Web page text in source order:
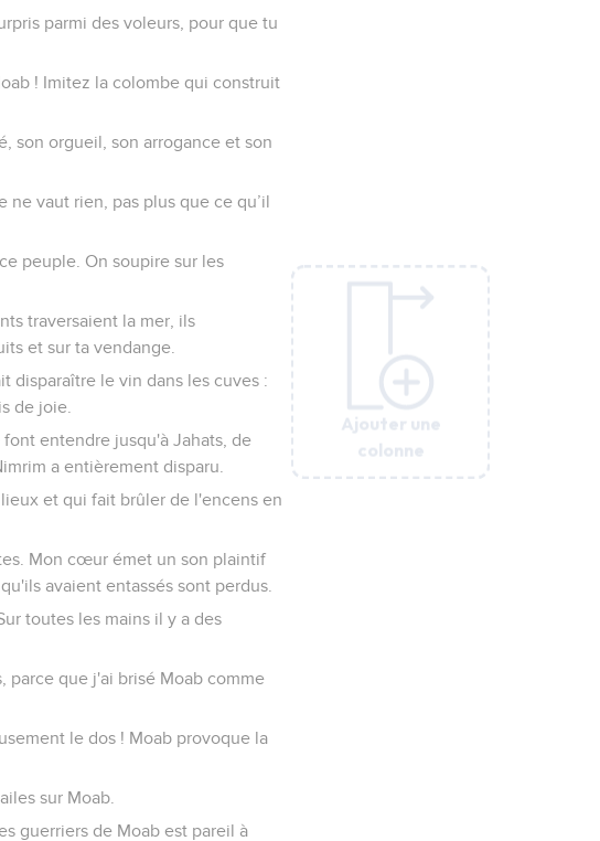
Ajouter une
colonne
parmi des voleurs, pour que tu
! Imitez la colombe qui construit
son orgueil, son arrogance et son
ne vaut rien, pas plus que ce qu’il
peuple. On soupire sur les
traversaient la mer, ils
et sur ta vendange.
disparaître le vin dans les cuves :
de joie.
entendre jusqu'à Jahats, de
a entièrement disparu.
et qui fait brûler de l'encens en
Mon cœur émet un son plaintif
avaient entassés sont perdus.
toutes les mains il y a des
parce que j'ai brisé Moab comme
le dos ! Moab provoque la
sur Moab.
guerriers de Moab est pareil à
Ajouter une
colonne
Ajouter une
colonne
Ajouter une
colonne
Ajouter une
colonne